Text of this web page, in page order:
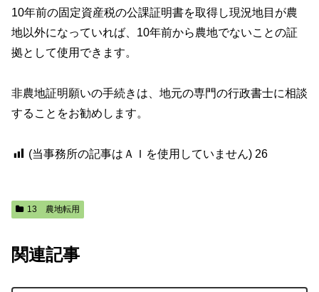
10年前の固定資産税の公課証明書を取得し現況地目が農
地以外になっていれば、10年前から農地でないことの証
拠として使用できます。
非農地証明願いの手続きは、地元の専門の行政書士に相談
することをお勧めします。
(当事務所の記事はＡＩを使用していません) 26
13 農地転用
関連記事